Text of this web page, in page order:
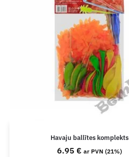
Havaju ballītes komplekts
6.95 € ar PVN (21%)